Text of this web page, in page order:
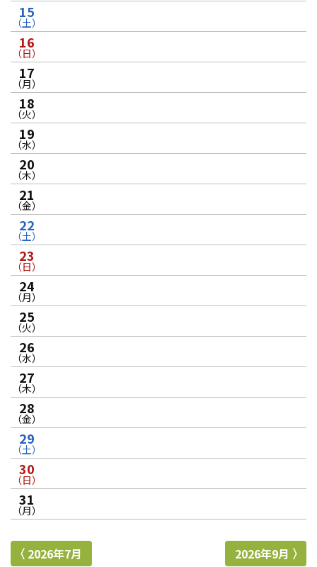
15
（土）
16
（日）
17
（月）
18
（火）
19
（水）
20
（木）
21
（金）
22
（土）
23
（日）
24
（月）
25
（火）
26
（水）
27
（木）
28
（金）
29
（土）
30
（日）
31
（月）
2026年7月 2026年9月